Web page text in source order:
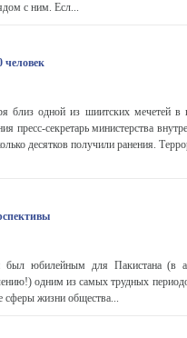
с ним. Есл...
человек
одной из шиитских мечетей в
пресс-секретарь министерства
десятков получили ранения.
юбилейным для Пакистана (в
одним из самых трудных
сферы жизни общества...